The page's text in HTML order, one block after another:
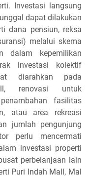
Investasi langsung
dapat dilakukan
dana pensiun, reksa
melalui skema
dalam kepemilikan
investasi kolektif
diarahkan pada
renovasi untuk
fasilitas
atau area rekreasi
jumlah pengunjung
perlu mencermati
investasi properti
perbelanjaan lain
Puri Indah Mall, Mal